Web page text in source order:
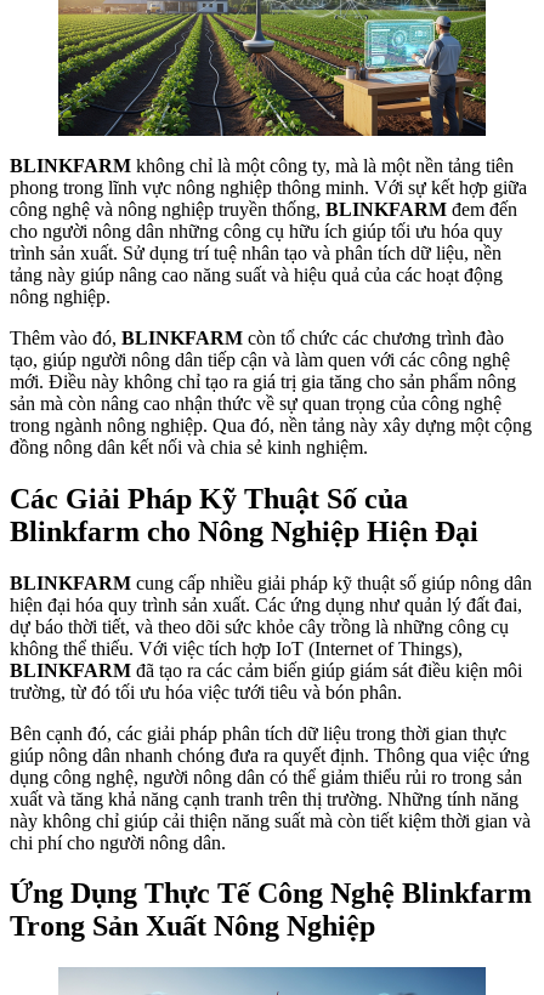
BLINKFARM không chỉ là một công ty, mà là một nền tảng tiên
phong trong lĩnh vực nông nghiệp thông minh. Với sự kết hợp giữa
công nghệ và nông nghiệp truyền thống, BLINKFARM đem đến
cho người nông dân những công cụ hữu ích giúp tối ưu hóa quy
trình sản xuất. Sử dụng trí tuệ nhân tạo và phân tích dữ liệu, nền
tảng này giúp nâng cao năng suất và hiệu quả của các hoạt động
nông nghiệp.
Thêm vào đó, BLINKFARM còn tổ chức các chương trình đào
tạo, giúp người nông dân tiếp cận và làm quen với các công nghệ
mới. Điều này không chỉ tạo ra giá trị gia tăng cho sản phẩm nông
sản mà còn nâng cao nhận thức về sự quan trọng của công nghệ
trong ngành nông nghiệp. Qua đó, nền tảng này xây dựng một cộng
đồng nông dân kết nối và chia sẻ kinh nghiệm.
Các Giải Pháp Kỹ Thuật Số của
Blinkfarm cho Nông Nghiệp Hiện Đại
BLINKFARM cung cấp nhiều giải pháp kỹ thuật số giúp nông dân
hiện đại hóa quy trình sản xuất. Các ứng dụng như quản lý đất đai,
dự báo thời tiết, và theo dõi sức khỏe cây trồng là những công cụ
không thể thiếu. Với việc tích hợp IoT (Internet of Things),
BLINKFARM đã tạo ra các cảm biến giúp giám sát điều kiện môi
trường, từ đó tối ưu hóa việc tưới tiêu và bón phân.
Bên cạnh đó, các giải pháp phân tích dữ liệu trong thời gian thực
giúp nông dân nhanh chóng đưa ra quyết định. Thông qua việc ứng
dụng công nghệ, người nông dân có thể giảm thiểu rủi ro trong sản
xuất và tăng khả năng cạnh tranh trên thị trường. Những tính năng
này không chỉ giúp cải thiện năng suất mà còn tiết kiệm thời gian và
chi phí cho người nông dân.
Ứng Dụng Thực Tế Công Nghệ Blinkfarm
Trong Sản Xuất Nông Nghiệp